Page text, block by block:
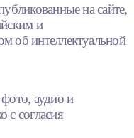
на сайте,
и
об интеллектуальной
аудио и
с согласия